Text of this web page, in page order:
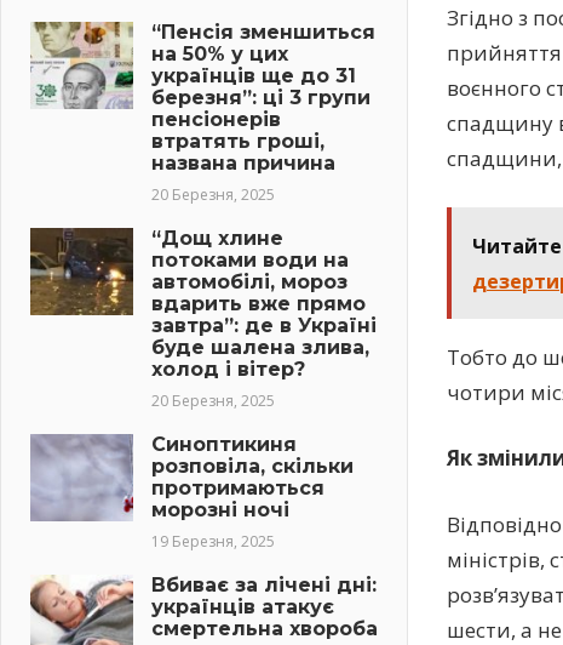
Згідно з
прийняття
воєнного
спадщину
спадщини,
Тобто до
чотири
Як
шести, а
“Пенсія зменшиться
на 50% у цих
українців ще до 31
березня”: ці 3 групи
пенсіонерів
втратять гроші,
названа причина
20 Березня, 2025
“Дощ хлине
потоками води на
автомобілі, мороз
вдарить вже прямо
завтра”: де в Україні
буде шалена злива,
холод і вітер?
20 Березня, 2025
Синоптикиня
розповіла, скільки
протримаються
морозні ночі
19 Березня, 2025
Вбиває за лічені дні:
українців атакує
смертельна хвороба